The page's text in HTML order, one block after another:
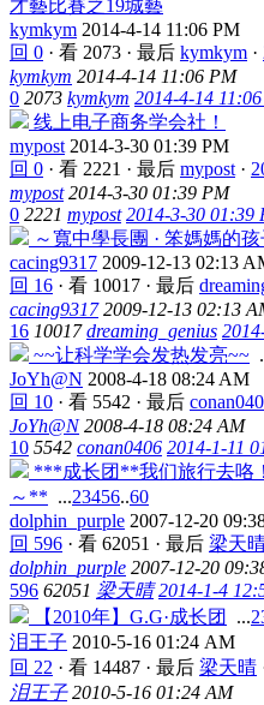
才藝比賽之19城藝
kymkym 2014-4-14 11:06 PM
回 0 · 看 2073 · 最后 kymkym ·
kymkym 2014-4-14 11:06 PM
0 2073 kymkym 2014-4-14
线上电子商务学会社！
mypost 2014-3-30 01:39 PM
回 0 · 看 2221 · 最后 mypost ·
mypost 2014-3-30 01:39 PM
0 2221 mypost 2014-3-30 01:39
～寬中學長團 · 笨媽媽的
cacing9317 2009-12-13 02:13
回 16 · 看 10017 · 最后
cacing9317 2009-12-13 02:13
16 10017 dreaming_genius
~~让科学学会发热发亮~~
JoYh@N 2008-4-18 08:24 AM
回 10 · 看 5542 · 最后
JoYh@N 2008-4-18 08:24 AM
10 5542 conan0406 2014-1-11
***成长团**我们旅行去咯
～** ...23456..60
dolphin_purple 2007-12-20
回 596 · 看 62051 · 最后 梁天
dolphin_purple 2007-12-20
596 62051 梁天晴 2014-1-4
【2010年】G.G·成长团
...2
泪王子 2010-5-16 01:24 AM
回 22 · 看 14487 · 最后 梁天晴
泪王子 2010-5-16 01:24 AM